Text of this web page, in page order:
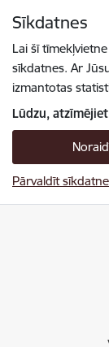
Sīkdatnes
Lai šī
sīkdatnes. Ar
izmantotas
Lūdzu,
Pārvaldīt